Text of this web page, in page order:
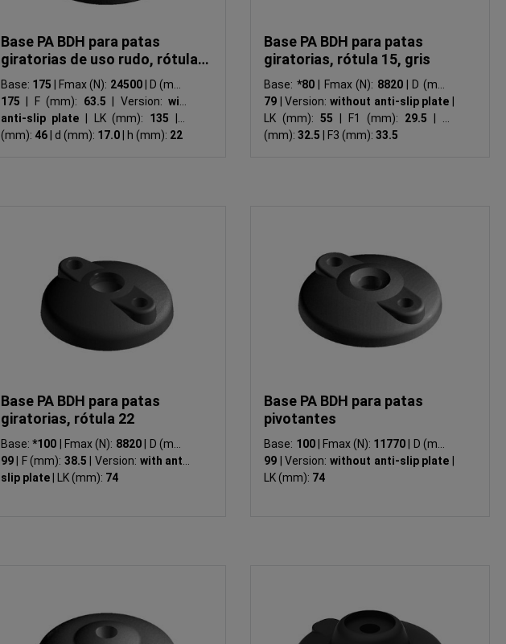
Base PA BDH para patas
giratorias de uso rudo, rótula
22
Base: 175 Fmax (N): 24500
D (mm):
175
F (mm): 63.5 Version:with
anti-slip plate
LK (mm): 135
(mm): 46 d (mm): 17.0 h (mm): 22
Base PA BDH para patas
giratorias, rótula 15, gris
Base: *80 Fmax (N): 8820
D (mm):
79
Version:without anti-slip plate
LK (mm):55 F1 (mm): 29.5
(mm):32.5 F3 (mm):33.5
Base PA BDH para patas
giratorias, rótula 22
Base:*100 Fmax (N): 8820
D (mm):
99
F (mm): 38.5 Version: with anti-
slip plate
LK (mm): 74
Base PA BDH para patas
pivotantes
Base: 100 Fmax (N): 11770
D (mm):
99
Version:without anti-slip plate
LK (mm): 74